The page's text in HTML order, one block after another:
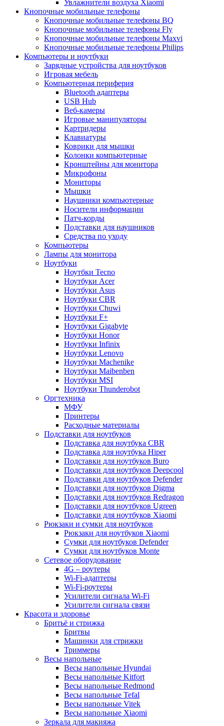
Увлажнители воздуха Xiaomi
Кнопочные мобильные телефоны
Кнопочные мобильные телефоны BQ
Кнопочные мобильные телефоны Fly
Кнопочные мобильные телефоны Maxvi
Кнопочные мобильные телефоны Philips
Компьютеры и ноутбуки
Зарядные устройства для ноутбуков
Игровая мебель
Компьютерная периферия
Bluetooth адаптеры
USB Hub
Веб-камеры
Игровые манипуляторы
Картридеры
Клавиатуры
Коврики для мышки
Колонки компьютерные
Кронштейны для монитора
Микрофоны
Мониторы
Мышки
Наушники компьютерные
Носители информации
Патч-корды
Подставки для наушников
Средства по уходу
Компьютеры
Лампы для монитора
Ноутбуки
Ноутбки Tecno
Ноутбуки Acer
Ноутбуки Asus
Ноутбуки CBR
Ноутбуки Chuwi
Ноутбуки F+
Ноутбуки Gigabyte
Ноутбуки Honor
Ноутбуки Infinix
Ноутбуки Lenovo
Ноутбуки Machenike
Ноутбуки Maibenben
Ноутбуки MSI
Ноутбуки Thunderobot
Оргтехника
МФУ
Принтеры
Расходные материалы
Подставки для ноутбуков
Подставка для ноутбука CBR
Подставка для ноутбука Hiper
Подставки для ноутбуков Buro
Подставки для ноутбуков Deepcool
Подставки для ноутбуков Defender
Подставки для ноутбуков Digma
Подставки для ноутбуков Redragon
Подставки для ноутбуков Ugreen
Подставки для ноутбуков Xiaomi
Рюкзаки и сумки для ноутбуков
Рюкзаки для ноутбуков Xiaomi
Сумки для ноутбуков Defender
Сумки для ноутбуков Monte
Сетевое оборудование
4G – роутеры
Wi-Fi-адаптеры
Wi-Fi-роутеры
Усилители сигнала Wi-Fi
Усилители сигнала связи
Красота и здоровье
Бритьё и стрижка
Бритвы
Машинки для стрижки
Триммеры
Весы напольные
Весы напольные Hyundai
Весы напольные Kitfort
Весы напольные Redmond
Весы напольные Tefal
Весы напольные Vitek
Весы напольные Xiaomi
Зеркала для макияжа